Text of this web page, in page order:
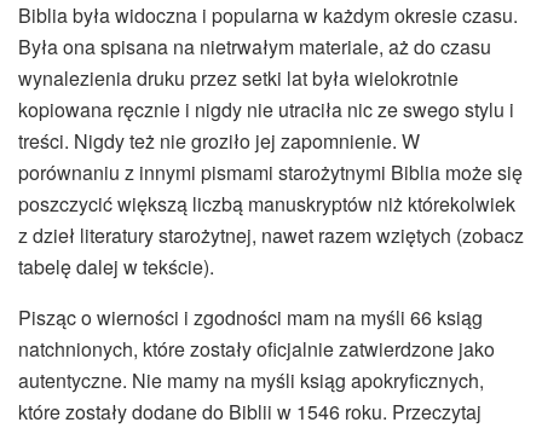
Biblia była widoczna i popularna w każdym okresie czasu.
Była ona spisana na nietrwałym materiale, aż do czasu
wynalezienia druku przez setki lat była wielokrotnie
kopiowana ręcznie i nigdy nie utraciła nic ze swego stylu i
treści. Nigdy też nie groziło jej zapomnienie. W
porównaniu z innymi pismami starożytnymi Biblia może się
poszczycić większą liczbą manuskryptów niż którekolwiek
z dzieł literatury starożytnej, nawet razem wziętych (zobacz
tabelę dalej w tekście).
Pisząc o wierności i zgodności mam na myśli 66 ksiąg
natchnionych, które zostały oficjalnie zatwierdzone jako
autentyczne. Nie mamy na myśli ksiąg apokryficznych,
które zostały dodane do Biblii w 1546 roku. Przeczytaj